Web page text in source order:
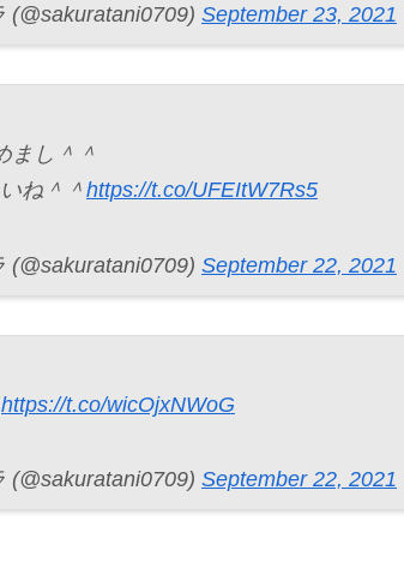
September 23, 2021
まし＾＾
ね＾＾ https://t.co/UFEItW7Rs5
September 22, 2021
https://t.co/wicOjxNWoG
September 22, 2021